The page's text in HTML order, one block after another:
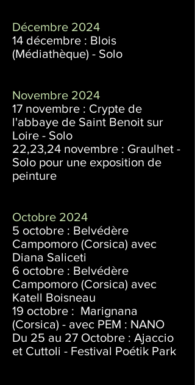
Décembre 2024
14 décembre : Blois
(Médiathèque) - Solo
Novembre 2024
17 novembre : Crypte de
l'abbaye de Saint Benoit sur
Loire - Solo
22,23,24 novembre : Graulhet -
Solo pour une exposition de
peinture
Octobre 2024
5 octobre : Belvédère
Campomoro (Corsica) avec
Diana Saliceti
6 octobre : Belvédère
Campomoro (Corsica) avec
Katell Boisneau
19 octobre : Marignana
(Corsica) - avec PEM : NANO
Du 25 au 27 Octobre : Ajaccio
et Cuttoli - Festival Poétik Park